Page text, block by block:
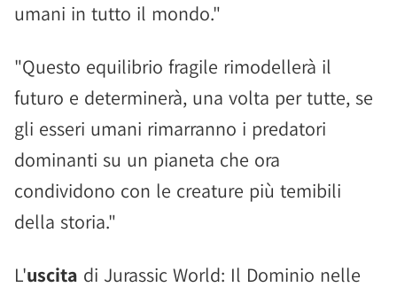
umani in tutto il mondo."
"Questo equilibrio fragile rimodellerà il
futuro e determinerà, una volta per tutte, se
gli esseri umani rimarranno i predatori
dominanti su un pianeta che ora
condividono con le creature più temibili
della storia."
L'uscita di Jurassic World: Il Dominio nelle